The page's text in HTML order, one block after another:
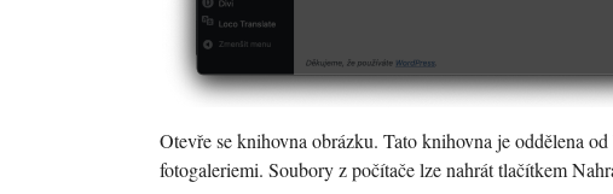
Otevře se knihovna obrázku. Tato knihovna je oddělena
fotogaleriemi. Soubory z počítače lze nahrát tlačítkem